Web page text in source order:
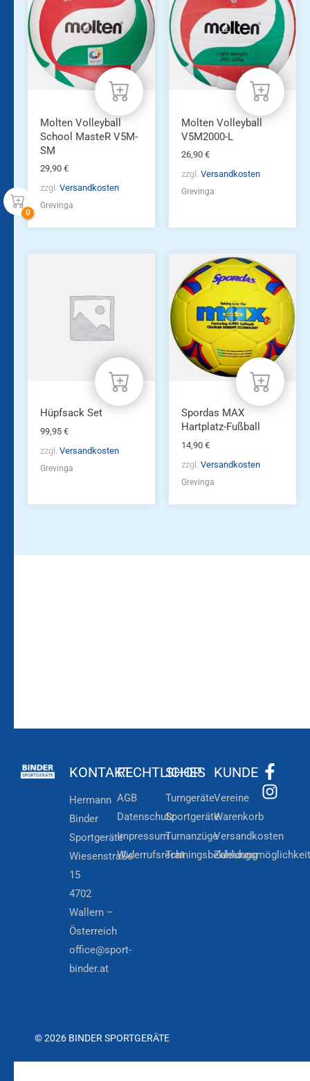
Molten Volleyball
School MasteR V5M-
SM
29,90 €
zzgl. Versandkosten
Grevinga
Molten Volleyball
V5M2000-L
26,90 €
zzgl. Versandkosten
Grevinga
Hüpfsack Set
99,95 €
zzgl. Versandkosten
Grevinga
Spordas MAX
Hartplatz-Fußball
14,90 €
zzgl. Versandkosten
Grevinga
KONTAKT
Hermann
Binder
Sportgeräte
Wiesenstraße
15
4702
Wallern –
Österreich
office@sport-
binder.at
RECHTLICHES
AGB
Datenschutz
Impressum
Widerrufsrecht
SHOP
Turngeräte
Sportgeräte
Turnanzüge
Trainingsbekleidung
KUNDE
Vereine
Warenkorb
Versandkosten
© 2026 BINDER SPORTGERÄTE